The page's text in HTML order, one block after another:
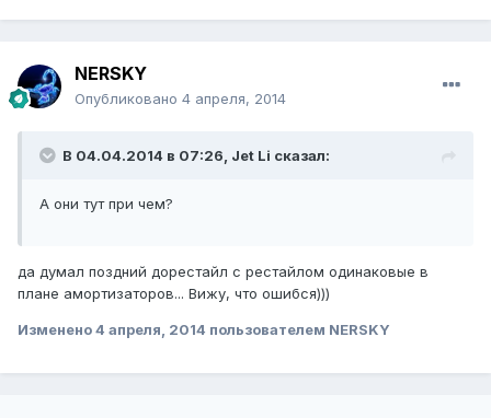
NERSKY
Опубликовано 4 апреля, 2014
В 04.04.2014 в 07:26, Jet Li сказал:
А они тут при чем?
да думал поздний дорестайл с рестайлом одинаковые в
плане амортизаторов... Вижу, что ошибся)))
Изменено4 апреля, 2014 пользователем NERSKY